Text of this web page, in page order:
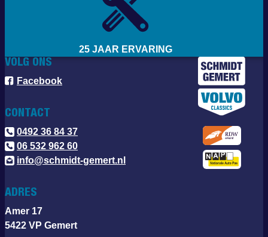
25 JAAR ERVARING
VOLG ONS
Facebook
CONTACT
0492 36 84 37
06 532 962 60
info@schmidt-gemert.nl
ADRES
Amer 17
5422 VP Gemert